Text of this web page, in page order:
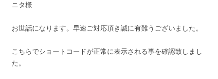
ニタ様
お世話になります。早速ご対応頂き誠に有難うございました。
こちらでショートコードが正常に表示される事を確認致しまし
た。